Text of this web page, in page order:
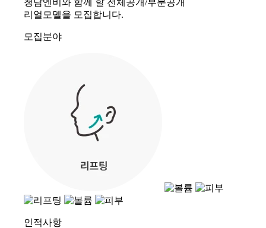
리얼모델을 모집합니다.
모집분야
인적사항